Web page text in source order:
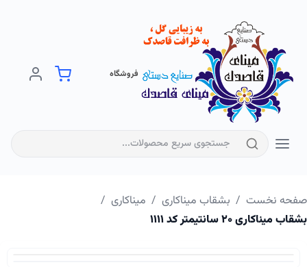
فروشگاه
نخست بشقاب میناکاری میناکاری
میناکاری ۲۰ سانتیمتر کد ۱۱۱۱